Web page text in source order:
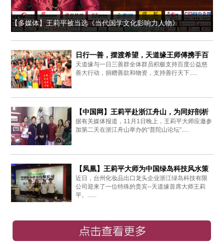
【多媒体】王莉平被当选《当代国学文化影响力人物》
日行一善，摆渡希望，天道缘王师傅携手百
度爱心同行
天道缘与一日三善群全体群员积极支持百度公益慈
善大行动，捐赠善款和物资，支持善行天下.....
【中国网】王莉平赴浙江舟山，为同好剖析
周易思想
据有关媒体报道，11月1日晚上，王莉平大师应邀参
加第二天在浙江舟山举办的“普陀山论坛”.....
【凤凰】王莉平大师为中国绿岛科技风水策
划布局
近日，台州化妆品出口龙头企业浙江绿岛科技有限
公司迎来了一位特殊的贵宾--天道缘首席大师王莉
平。......